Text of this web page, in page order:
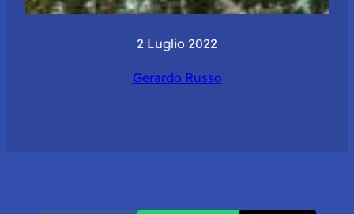
2 Luglio 2022
Gerardo Russo